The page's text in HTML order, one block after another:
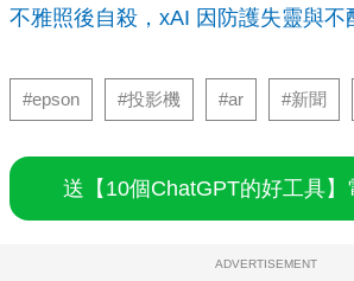
不雅照後自殺，xAI 因防護失靈與不
#epson #投影機 #ar #新聞
送【10個ChatGPT的好工具】
ADVERTISEMENT